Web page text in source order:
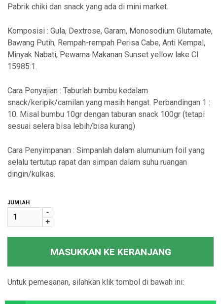
Pabrik chiki dan snack yang ada di mini market.
Komposisi : Gula, Dextrose, Garam, Monosodium Glutamate,
Bawang Putih, Rempah-rempah Perisa Cabe, Anti Kempal,
Minyak Nabati, Pewarna Makanan Sunset yellow lake CI
15985:1.
Cara Penyajian : Taburlah bumbu kedalam
snack/keripik/camilan yang masih hangat. Perbandingan 1 :
10. Misal bumbu 10gr dengan taburan snack 100gr (tetapi
sesuai selera bisa lebih/bisa kurang)
Cara Penyimpanan : Simpanlah dalam alumunium foil yang
selalu tertutup rapat dan simpan dalam suhu ruangan
dingin/kulkas.
JUMLAH
-
+
MASUKKAN KE KERANJANG
Untuk pemesanan, silahkan klik tombol di bawah ini: